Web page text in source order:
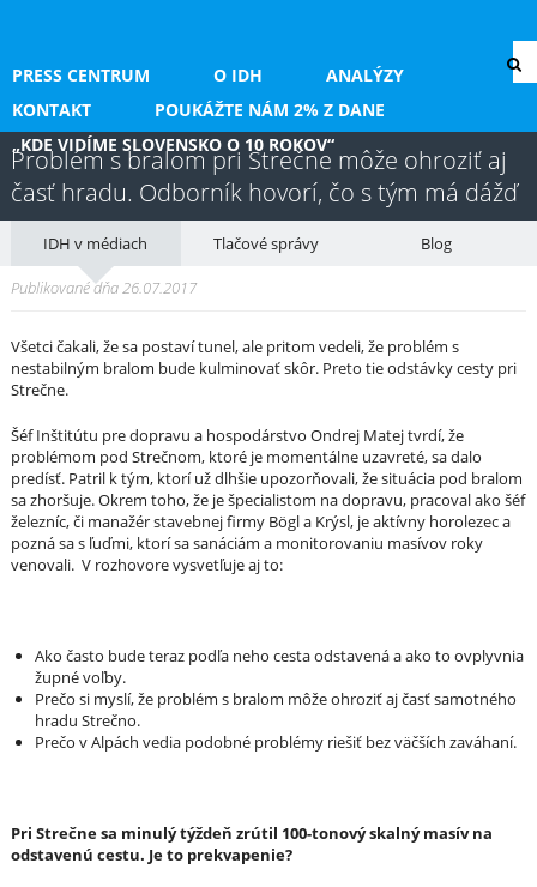
PRESS CENTRUM O IDH
ANALÝZY
KONTAKT
POUKÁŽTE NÁM 2% Z DANE
„KDE VIDÍME SLOVENSKO O 10 ROKOV“
Problém s bralom pri Strečne môže ohroziť aj
časť hradu. Odborník hovorí, čo s tým má dážď
IDH v médiach Tlačové správy Blog
Publikované dňa 26.07.2017
Všetci čakali, že sa postaví tunel, ale pritom vedeli, že problém s
nestabilným bralom bude kulminovať skôr. Preto tie odstávky cesty pri
Strečne.
Šéf Inštitútu pre dopravu a hospodárstvo Ondrej Matej tvrdí, že
problémom pod Strečnom, ktoré je momentálne uzavreté, sa dalo
predísť. Patril k tým, ktorí už dlhšie upozorňovali, že situácia pod bralom
sa zhoršuje. Okrem toho, že je špecialistom na dopravu, pracoval ako šéf
železníc, či manažér stavebnej firmy Bögl a Krýsl, je aktívny horolezec a
pozná sa s ľuďmi, ktorí sa sanáciám a monitorovaniu masívov roky
venovali. V rozhovore vysvetľuje aj to:
Ako často bude teraz podľa neho cesta odstavená a ako to ovplyvnia
župné voľby.
Prečo si myslí, že problém s bralom môže ohroziť aj časť samotného
hradu Strečno.
Prečo v Alpách vedia podobné problémy riešiť bez väčších zaváhaní.
Pri Strečne sa minulý týždeň zrútil 100-tonový skalný masív na
odstavenú cestu. Je to prekvapenie?